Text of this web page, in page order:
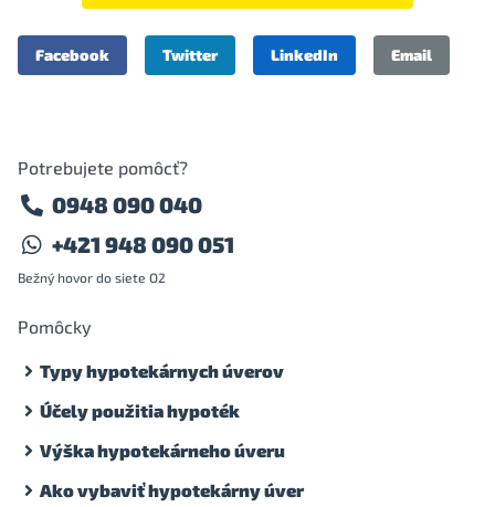
Facebook Twitter LinkedIn Email
Potrebujete pomôcť?
0948 090 040
+421 948 090 051
Bežný hovor do siete O2
Pomôcky
Typy hypotekárnych úverov
Účely použitia hypoték
Výška hypotekárneho úveru
Ako vybaviť hypotekárny úver